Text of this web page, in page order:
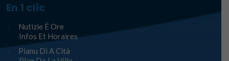
En 1 clic
Nutizie È Ore
Infos Et Horaires
Pianu Di A Cità